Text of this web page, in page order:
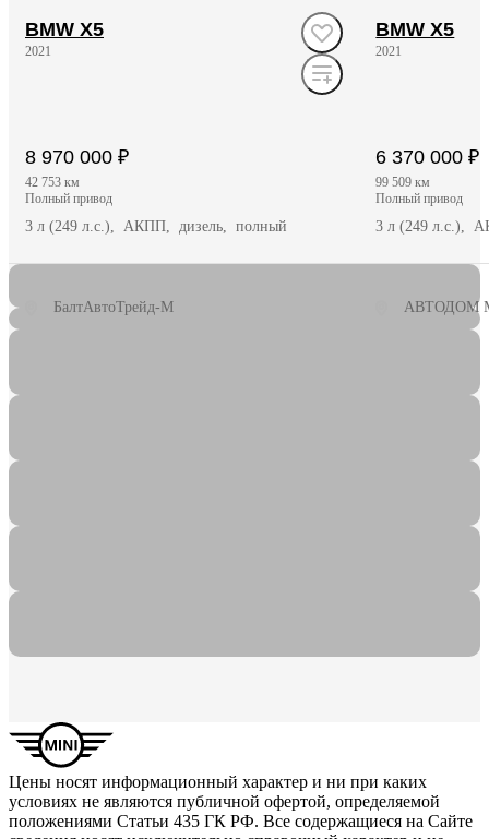
BMW X5
2021
8 970 000 ₽
42 753 км
полный привод
3 л (249 л.с.), АКПП, дизель, полный
БалтАвтоТрейд-М
BMW X5
2021
6 370 000 ₽
99 509 км
полный привод
3 л (249 л.с.),
АВТОДОМ
Цены носят информационный характер и ни при каких
условиях не являются публичной офертой, определяемой
положениями Статьи 435 ГК РФ. Все содержащиеся на Сайте